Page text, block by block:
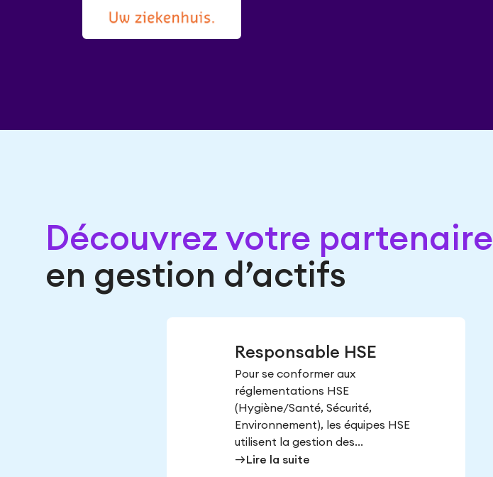
Découvrez votre partenaire
en gestion d’actifs
Responsable HSE
Pour se conformer aux
réglementations HSE
(Hygiène/Santé, Sécurité,
Environnement), les équipes HSE
utilisent la gestion des...
eastLire la suite